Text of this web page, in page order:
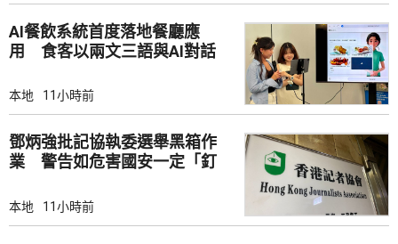
AI餐飲系統首度落地餐廳應
用 食客以兩文三語與AI對話
本地 11小時前
鄧炳強批記協執委選舉黑箱作
業 警告如危害國安一定「釘
本地 11小時前